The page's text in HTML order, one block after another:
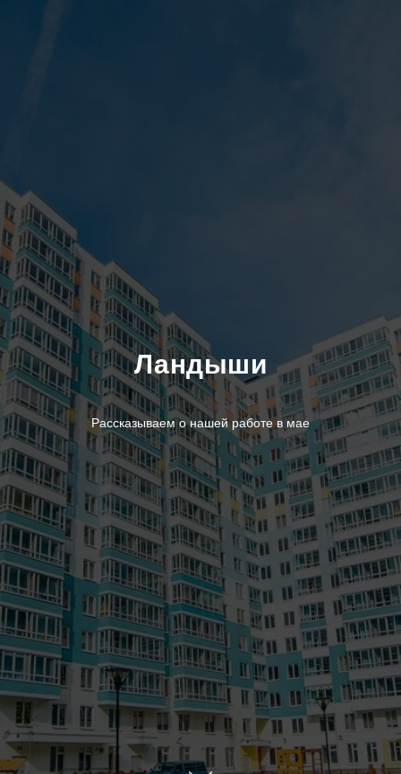
Ландыши
Рассказываем о нашей работе в мае